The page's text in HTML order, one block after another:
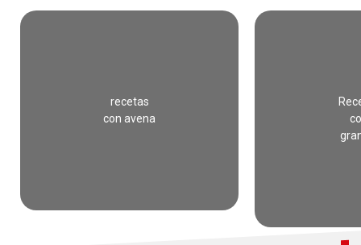
recetas
con avena